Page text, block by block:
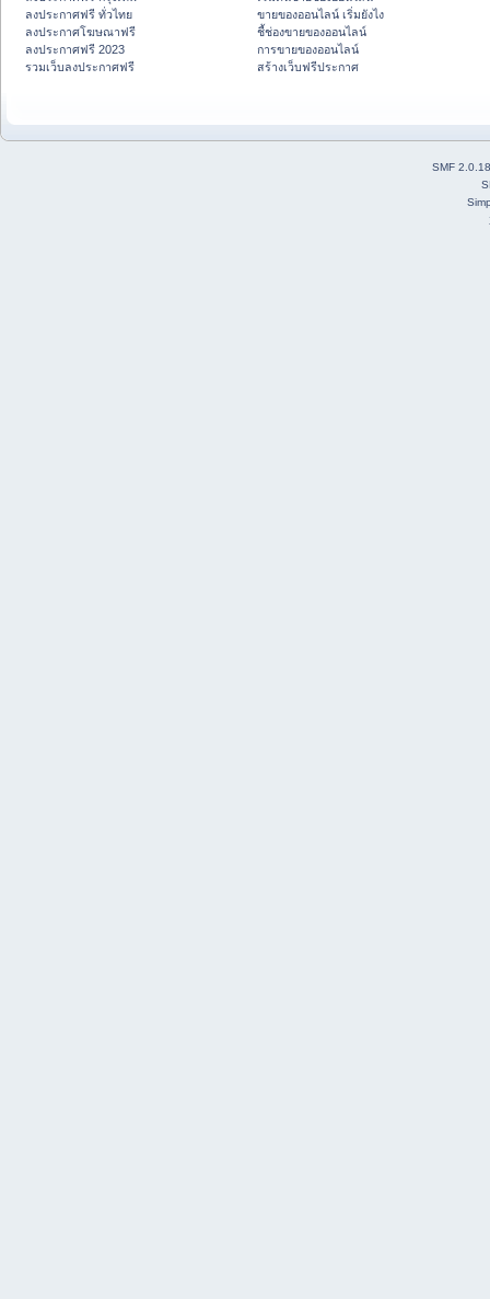
ลงประกาศฟรี ทั่วไทย
ลงประกาศโฆษณาฟรี
ลงประกาศฟรี 2023
รวมเว็บลงประกาศฟรี
ขายของออนไลน์ เริ่มยังไง
ชี้ช่องขายของออนไลน์
การขายของออนไลน์
สร้างเว็บฟรีประกาศ
SMF 2.0.18